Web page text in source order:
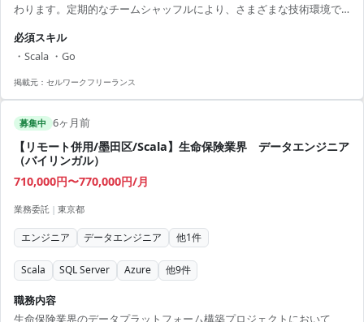
わります。定期的なチームシャッフルにより、さまざまな技術環境で
の開発 - 各ステークホルダーとの協力 - 設計、開発の進行管理 【アピー
ルポイント】 - 柔軟なチーム構成で新しい技術に挑戦可能 - 某有名企業
での経済情報サービスに携わる機会 - アジャイル環境での最先端開発プ
必須スキル
・Scala ・Go
掲載元： セルワークフリーランス
募集中 6ヶ月前
【リモート併用/墨田区/Scala】生命保険業界 データエンジニア
（バイリンガル）
710,000円〜770,000円/月
業務委託 | 東京都
エンジニア データエンジニア 他1件
Scala SQL Server Azure 他9件
職務内容
生命保険業界のデータプラットフォーム構築プロジェクトにおいて、